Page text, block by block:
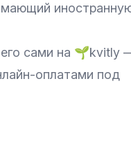
сами на 🌱kvitly
оплатами под